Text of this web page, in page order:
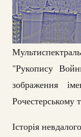
"Рукопису
зображення
Рочестерському
Історія